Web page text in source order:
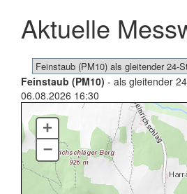
Aktuelle
Feinstaub (PM10) - als gleitender
06.08.2026 16:30
+
–